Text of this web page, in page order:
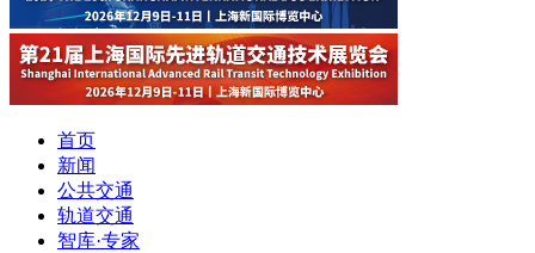
首页
新闻
公共交通
轨道交通
智库·专家